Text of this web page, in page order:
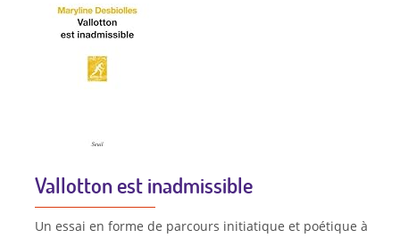
Vallotton est inadmissible
Un essai en forme de parcours initiatique et poétique à